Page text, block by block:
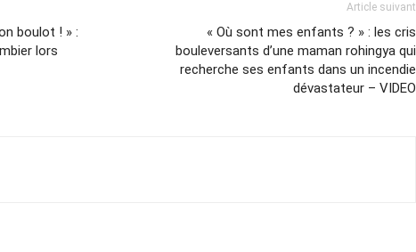
boulot ! » :
lors
Article suivant
« Où sont mes enfants ? » : les cris
bouleversants d’une maman rohingya qui
recherche ses enfants dans un incendie
dévastateur – VIDEO